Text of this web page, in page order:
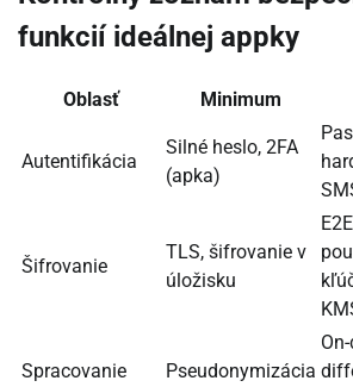
funkcií ideálnej appky
Oblasť Minimum
Autentifikácia
Silné heslo, 2FA
(apka)
Šifrovanie
TLS, šifrovanie v
úložisku
Spracovanie Pseudonymizácia